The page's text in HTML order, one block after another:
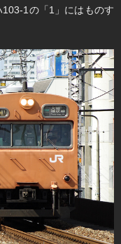
1の「1」にはものす